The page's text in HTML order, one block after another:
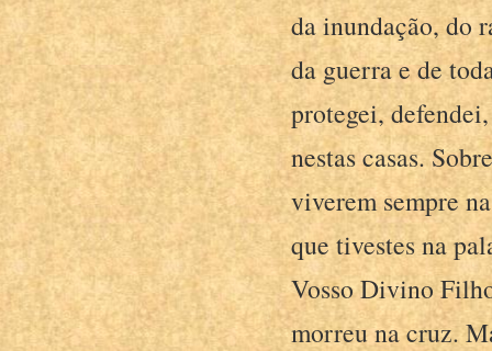
da inundação, do
da guerra e de
protegei,
nestas casas.
viverem sempre
que tivestes na
Vosso Divino
morreu na cruz.